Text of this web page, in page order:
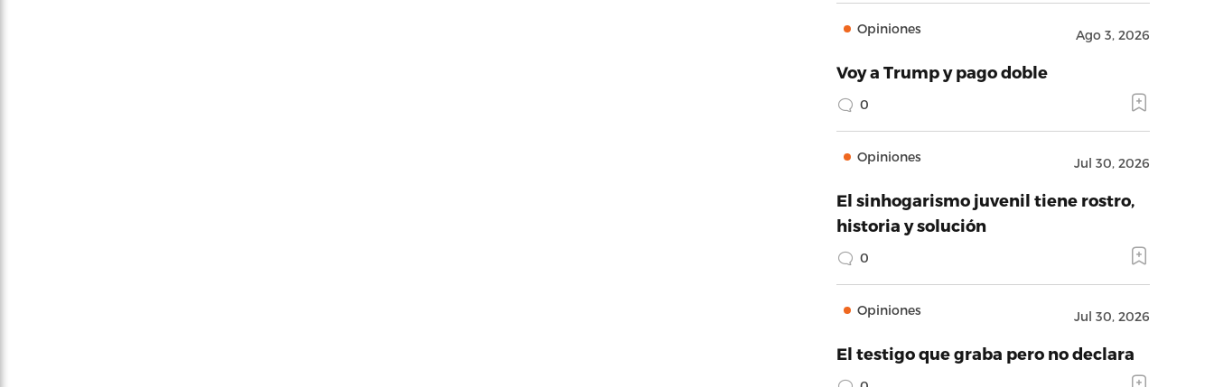
Opiniones Ago 3, 2026
Voy a Trump y pago doble
0
Opiniones Jul 30, 2026
El sinhogarismo juvenil tiene rostro,
historia y solución
0
Opiniones Jul 30, 2026
El testigo que graba pero no declara